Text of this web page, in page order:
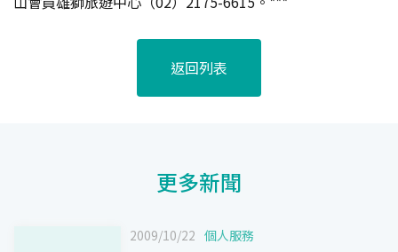
返回列表
更多新聞
2009/10/22 個人服務